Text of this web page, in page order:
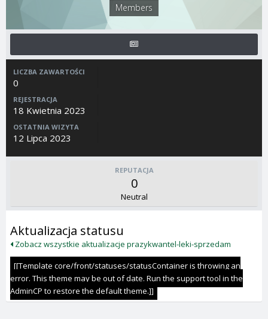
Members
LICZBA ZAWARTOŚCI
0
REJESTRACJA
18 Kwietnia 2023
OSTATNIA WIZYTA
12 Lipca 2023
REPUTACJA
0
Neutral
Aktualizacja statusu
Zobacz wszystkie aktualizacje prazykwantel-leki-sprzedam
[[Template core/front/statuses/statusContainer is throwing an
error. This theme may be out of date. Run the support tool in the
AdminCP to restore the default theme.]]